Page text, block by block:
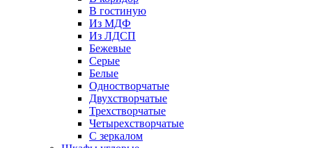
В гостиную
Из МДФ
Из ЛДСП
Бежевые
Серые
Белые
Одностворчатые
Двухстворчатые
Трехстворчатые
Четырехстворчатые
С зеркалом